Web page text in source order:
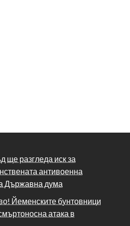
ще разгледа иск за
антивоенна
Държавна дума
Йеменските бунтовници
атака в